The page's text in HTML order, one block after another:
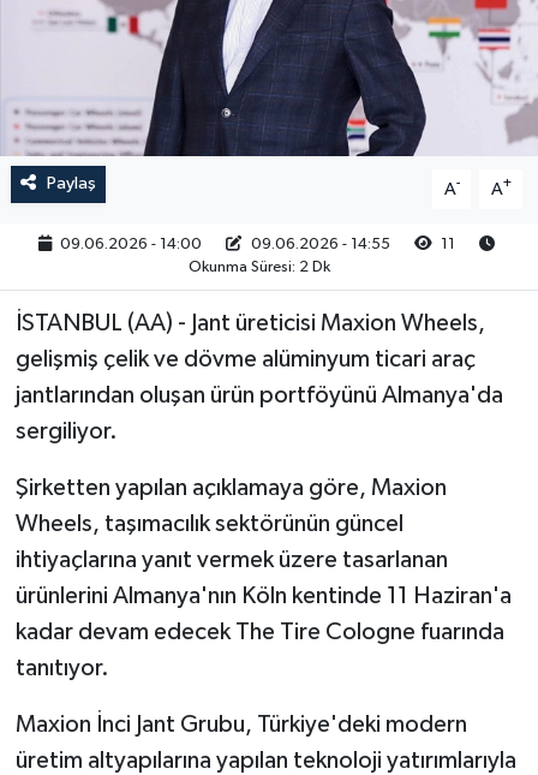
Paylaş A- A+
09.06.2026 - 14:00 09.06.2026 - 14:55
11
Okunma Süresi: 2 Dk
İSTANBUL (AA) - Jant üreticisi Maxion Wheels,
gelişmiş çelik ve dövme alüminyum ticari araç
jantlarından oluşan ürün portföyünü Almanya'da
sergiliyor.
Şirketten yapılan açıklamaya göre, Maxion
Wheels, taşımacılık sektörünün güncel
ihtiyaçlarına yanıt vermek üzere tasarlanan
ürünlerini Almanya'nın Köln kentinde 11 Haziran'a
kadar devam edecek The Tire Cologne fuarında
tanıtıyor.
Maxion İnci Jant Grubu, Türkiye'deki modern
üretim altyapılarına yapılan teknoloji yatırımlarıyla
RESMİ İLAN